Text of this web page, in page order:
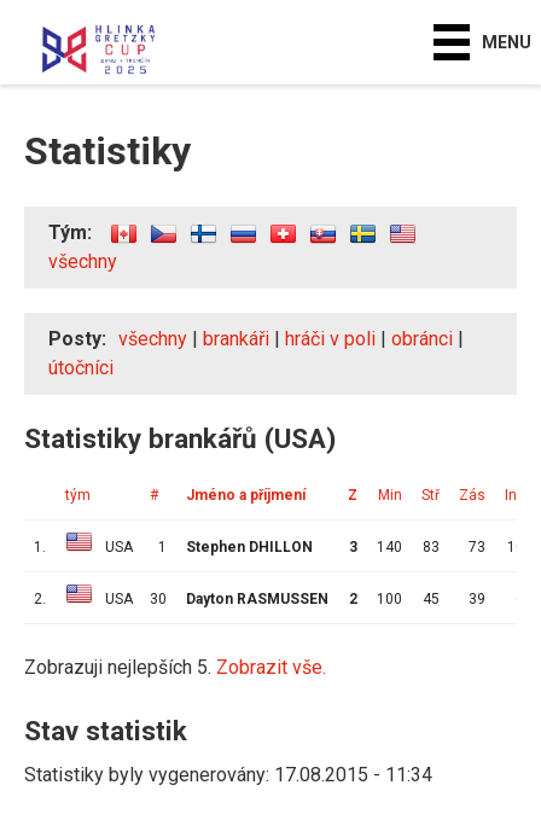
MENU
Statistiky
Tým:
všechny
Posty: všechny | brankáři | hráči v poli | obránci |
útočníci
Statistiky brankářů (USA)
tým # Jméno a příjmení Z Min Stř Zás Ink
1. USA 1 Stephen DHILLON 3 140 83 73 10
2. USA 30 Dayton RASMUSSEN 2 100 45 39 6
Zobrazuji nejlepších 5. Zobrazit vše.
Stav statistik
Statistiky byly vygenerovány: 17.08.2015 - 11:34